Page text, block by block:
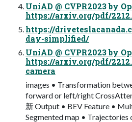
UniAD @ CVPR2023 by
https://arxiv.org/pdf/
https://
day-simplified/
UniAD @ CVPR2023 by
https://arxiv.org/pdf/
camera
images • Transformation
forward or left/right
新 Output • BEV Feature •
Segmented map • Trajectories